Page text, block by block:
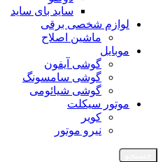
ساید بای ساید
لوازم شخصی برقی
ماشین اصلاح
موبایل
گوشی آیفون
گوشی سامسونگ
گوشی شیائومی
موتور سیکلت
کویر
نیرو موتور